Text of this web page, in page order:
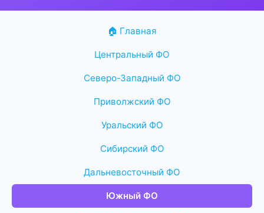
🏠 Главная
Центральный ФО
Северо-Западный ФО
Приволжский ФО
Уральский ФО
Сибирский ФО
Дальневосточный ФО
Южный ФО